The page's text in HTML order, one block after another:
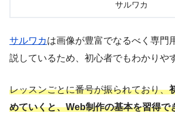
サルワカ
サルワカは画像が豊富でなるべく専門
説しているため、初心者でもわかりや
レッスンごとに番号が振られており、
めていくと、Web制作の基本を習得で